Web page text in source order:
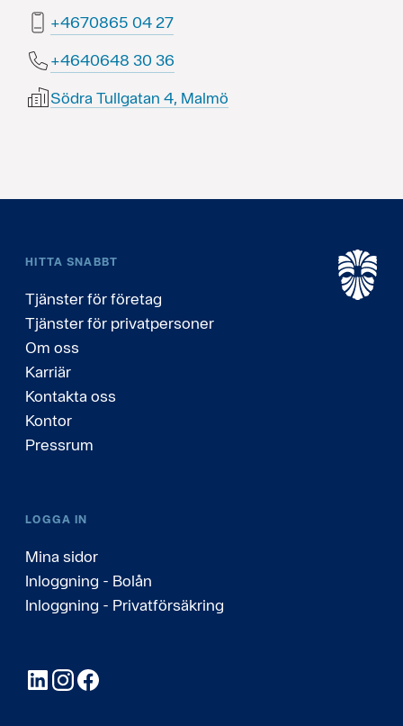
72 40 5680764+
63 03 8460464+
Södra Tullgatan 4, Malmö
HITTA SNABBT
Tjänster för företag
Tjänster för privatpersoner
Om oss
Karriär
Kontakta oss
Kontor
Pressrum
LOGGA IN
Mina sidor
Inloggning - Bolån
Inloggning - Privatförsäkring
LinkedInInstagram